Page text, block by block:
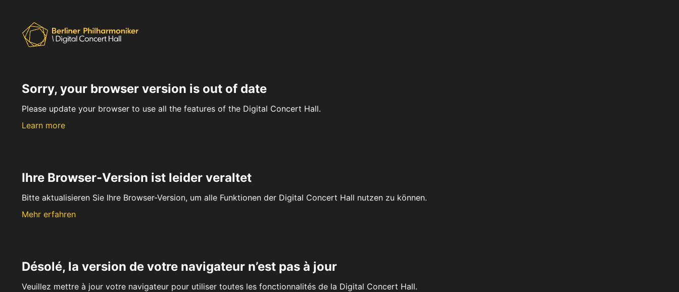
Sorry, your browser version is out of date
Please update your browser to use all the features of the Digital Concert Hall.
Learn more
Ihre Browser-Version ist leider veraltet
Bitte aktualisieren Sie Ihre Browser-Version, um alle Funktionen der Digital Concert Hall nutzen zu können.
Mehr erfahren
Désolé, la version de votre navigateur n’est pas à jour
Veuillez mettre à jour votre navigateur pour utiliser toutes les fonctionnalités de la Digital Concert Hall.